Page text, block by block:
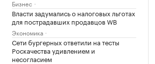
Бизнес
Власти задумались о налоговых льготах
для пострадавших продавцов WB
Экономика
Сети бургерных ответили на тесты
Роскачества удивлением и
несогласием